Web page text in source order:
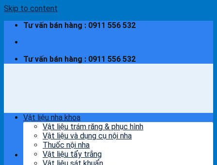
Skip to content
Tư vấn bán hàng : 0911 556 532
Tư vấn bán hàng : 0911 556 532
Vật liệu nha khoa
Vật liệu trám răng & phục hình
Vật liệu và dụng cụ nội nha
Thuốc nội nha
Vật liệu tẩy trắng